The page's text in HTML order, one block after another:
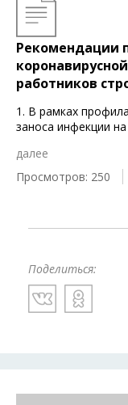
Рекомендации
работников
1. В рамках
заноса инфекции
далее
Просмотров: 250
Поделиться: